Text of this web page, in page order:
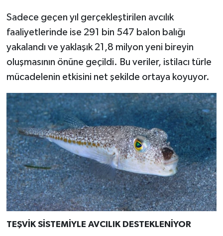
Sadece geçen yıl gerçekleştirilen avcılık
faaliyetlerinde ise 291 bin 547 balon balığı
yakalandı ve yaklaşık 21,8 milyon yeni bireyin
oluşmasının önüne geçildi. Bu veriler, istilacı türle
mücadelenin etkisini net şekilde ortaya koyuyor.
TEŞVİK SİSTEMİYLE AVCILIK DESTEKLENİYOR
Sağlık
Şaphane
Simav
Siyaset
Spor
Tavşanlı
Teknoloji
Türkiye
Video Galeri